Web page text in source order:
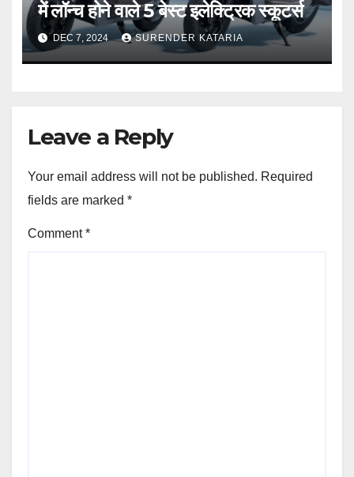
में लॉन्च होने वाले 5 बेस्ट इलेक्ट्रिक स्कूटर्स
DEC 7, 2024 SURENDER KATARIA
Leave a Reply
Your email address will not be published. Required
fields are marked *
Comment*